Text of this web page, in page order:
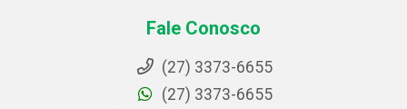
Fale Conosco
(27) 3373-6655
(27) 3373-6655